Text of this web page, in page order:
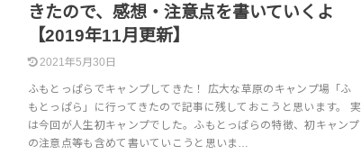
きたので、感想・注意点を書いていくよ
【2019年11月更新】
2021年5月30日
ふもとっぱらでキャンプしてきた！ 広大な草原のキャンプ場「ふ
もとっぱら」に行ってきたので記事に残しておこうと思います。 実
は今回が人生初キャンプでした。ふもとっぱらの特徴、初キャンプ
の注意点等も含めて書いていこうと思いま…